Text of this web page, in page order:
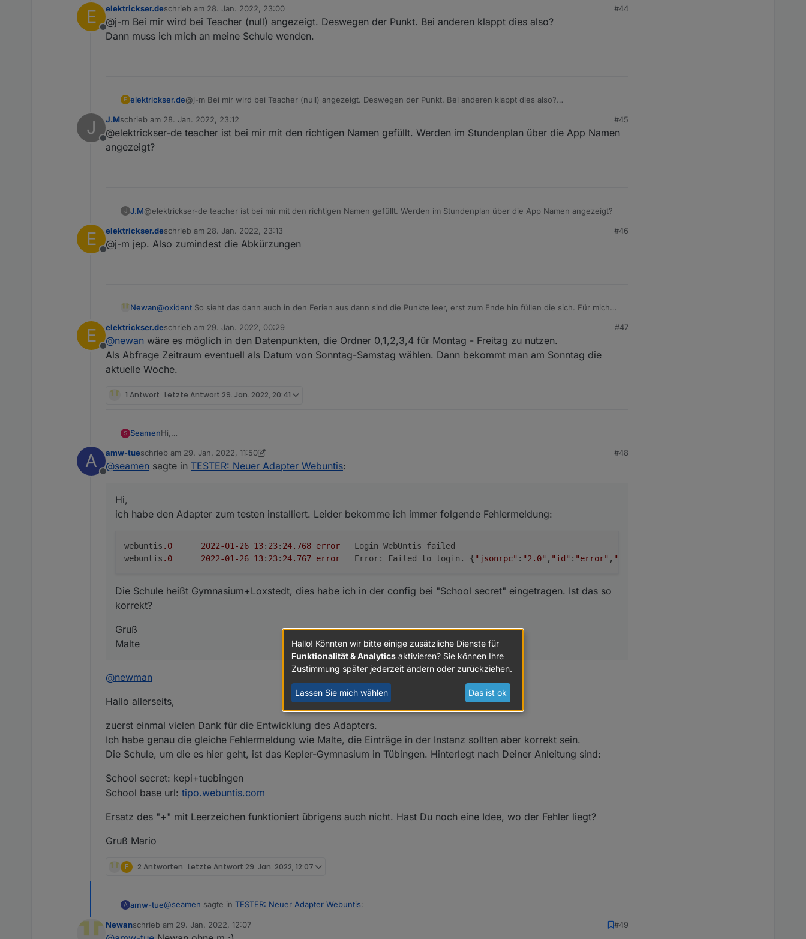
E
Offline
elektrickser.deschrieb am 28. Jan. 2022, 23:00
zuletzt editiert von
#44
@j-m Bei mir wird bei Teacher (null) angezeigt. Deswegen der Punkt. Bei anderen klappt dies also?
Dann muss ich mich an meine Schule wenden.
E elektrickser.de@j-m Bei mir wird bei Teacher (null) angezeigt. Deswegen der Punkt. Bei anderen klappt dies also?
J
Offline
J.Mschrieb am 28. Jan. 2022, 23:12
zuletzt editiert von
#45
@elektrickser-de teacher ist bei mir mit den richtigen Namen gefüllt. Werden im Stundenplan über die App Namen
angezeigt?
J J.M@elektrickser-de teacher ist bei mir mit den richtigen Namen gefüllt. Werden im Stundenplan über die App Namen angezeigt?
E
Offline
elektrickser.deschrieb am 28. Jan. 2022, 23:13
zuletzt editiert von
#46
@j-m jep. Also zumindest die Abkürzungen
Newan@oxident So sieht das dann auch in den Ferien aus dann sind die Punkte leer, erst zum Ende hin füllen die sich. Für mich
E
Offline
elektrickser.deschrieb am 29. Jan. 2022, 00:29
zuletzt editiert von
#47
@newan wäre es möglich in den Datenpunkten, die Ordner 0,1,2,3,4 für Montag - Freitag zu nutzen.
Als Abfrage Zeitraum eventuell als Datum von Sonntag-Samstag wählen. Dann bekommt man am Sonntag die
aktuelle Woche.
1 Antwort Letzte Antwort 29. Jan. 2022, 20:41
S SeamenHi,
webuntis.0	2022-01-26 13:23:24.768	error	Login WebUntis failed
Malte
A
Offline
amw-tueschrieb am 29. Jan. 2022, 11:50
zuletzt editiert von amw-tue
#48
@seamen sagte in TESTER: Neuer Adapter Webuntis:
Hi,
ich habe den Adapter zum testen installiert. Leider bekomme ich immer folgende Fehlermeldung:
webuntis .0 2022-01-26 13: 23: 24.768 error
webuntis .0 2022-01-26 13: 23: 24.767 error
	Error: Failed to login. {
"jsonrpc" : "2.0" , "id" : "error" , "error"
Die Schule heißt Gymnasium+Loxstedt, dies habe ich in der config bei "School secret" eingetragen. Ist das so
korrekt?
Gruß
Malte
@newman
Hallo allerseits,
zuerst einmal vielen Dank für die Entwicklung des Adapters.
Ich habe genau die gleiche Fehlermeldung wie Malte, die Einträge in der Instanz sollten aber korrekt sein.
Die Schule, um die es hier geht, ist das Kepler-Gymnasium in Tübingen. Hinterlegt nach Deiner Anleitung sind:
School secret: kepi+tuebingen
School base url: tipo.webuntis.com
Ersatz des "+" mit Leerzeichen funktioniert übrigens auch nicht. Hast Du noch eine Idee, wo der Fehler liegt?
Gruß Mario
E 2 Antworten Letzte Antwort 29. Jan. 2022, 12:07
A amw-tue@seamen sagte in TESTER: Neuer Adapter Webuntis:
Newanschrieb am 29. Jan. 2022, 12:07
zuletzt editiert von
#49
Hallo! Könnten wir bitte einige zusätzliche Dienste für
Funktionalität & Analytics aktivieren? Sie können Ihre
Zustimmung später jederzeit ändern oder zurückziehen.
Lassen Sie mich wählen Das ist ok